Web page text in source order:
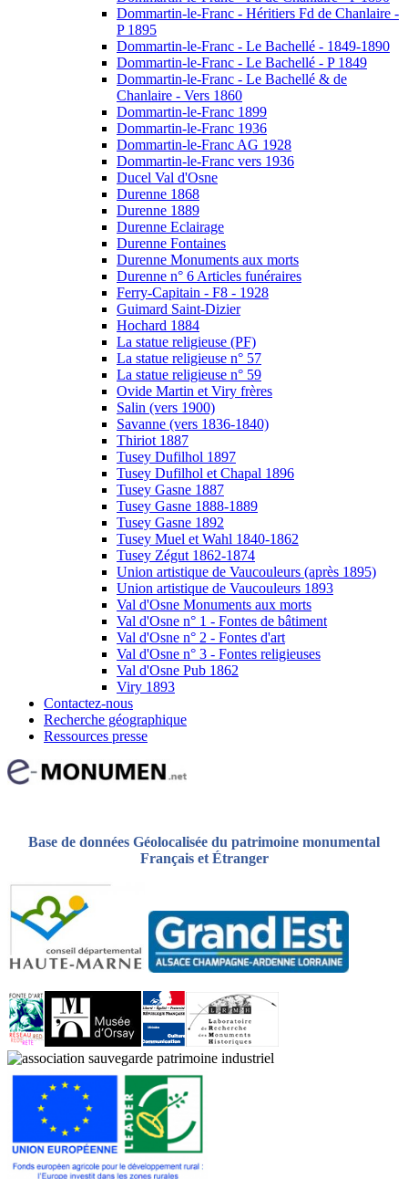
Dommartin-le-Franc - Héritiers Fd de Chanlaire -
P 1895
Dommartin-le-Franc - Le Bachellé - 1849-1890
Dommartin-le-Franc - Le Bachellé - P 1849
Dommartin-le-Franc - Le Bachellé & de
Chanlaire - Vers 1860
Dommartin-le-Franc 1899
Dommartin-le-Franc 1936
Dommartin-le-Franc AG 1928
Dommartin-le-Franc vers 1936
Ducel Val d'Osne
Durenne 1868
Durenne 1889
Durenne Eclairage
Durenne Fontaines
Durenne Monuments aux morts
Durenne n° 6 Articles funéraires
Ferry-Capitain - F8 - 1928
Guimard Saint-Dizier
Hochard 1884
La statue religieuse (PF)
La statue religieuse n° 57
La statue religieuse n° 59
Ovide Martin et Viry frères
Salin (vers 1900)
Savanne (vers 1836-1840)
Thiriot 1887
Tusey Dufilhol 1897
Tusey Dufilhol et Chapal 1896
Tusey Gasne 1887
Tusey Gasne 1888-1889
Tusey Gasne 1892
Tusey Muel et Wahl 1840-1862
Tusey Zégut 1862-1874
Union artistique de Vaucouleurs (après 1895)
Union artistique de Vaucouleurs 1893
Val d'Osne Monuments aux morts
Val d'Osne n° 1 - Fontes de bâtiment
Val d'Osne n° 2 - Fontes d'art
Val d'Osne n° 3 - Fontes religieuses
Val d'Osne Pub 1862
Viry 1893
Contactez-nous
Recherche géographique
Ressources presse
Base de données Géolocalisée du patrimoine monumental
Français et Étranger